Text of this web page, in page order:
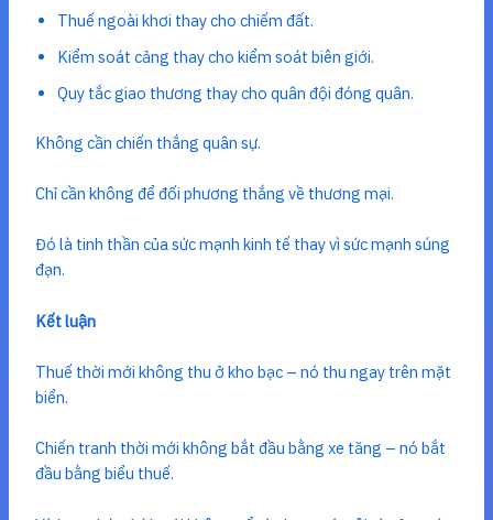
Thuế ngoài khơi thay cho chiếm đất.
Kiểm soát cảng thay cho kiểm soát biên giới.
Quy tắc giao thương thay cho quân đội đóng quân.
Không cần chiến thắng quân sự.
Chỉ cần không để đối phương thắng về thương mại.
Đó là tinh thần của sức mạnh kinh tế thay vì sức mạnh súng
đạn.
Kết luận
Thuế thời mới không thu ở kho bạc – nó thu ngay trên mặt
biển.
Chiến tranh thời mới không bắt đầu bằng xe tăng – nó bắt
đầu bằng biểu thuế.